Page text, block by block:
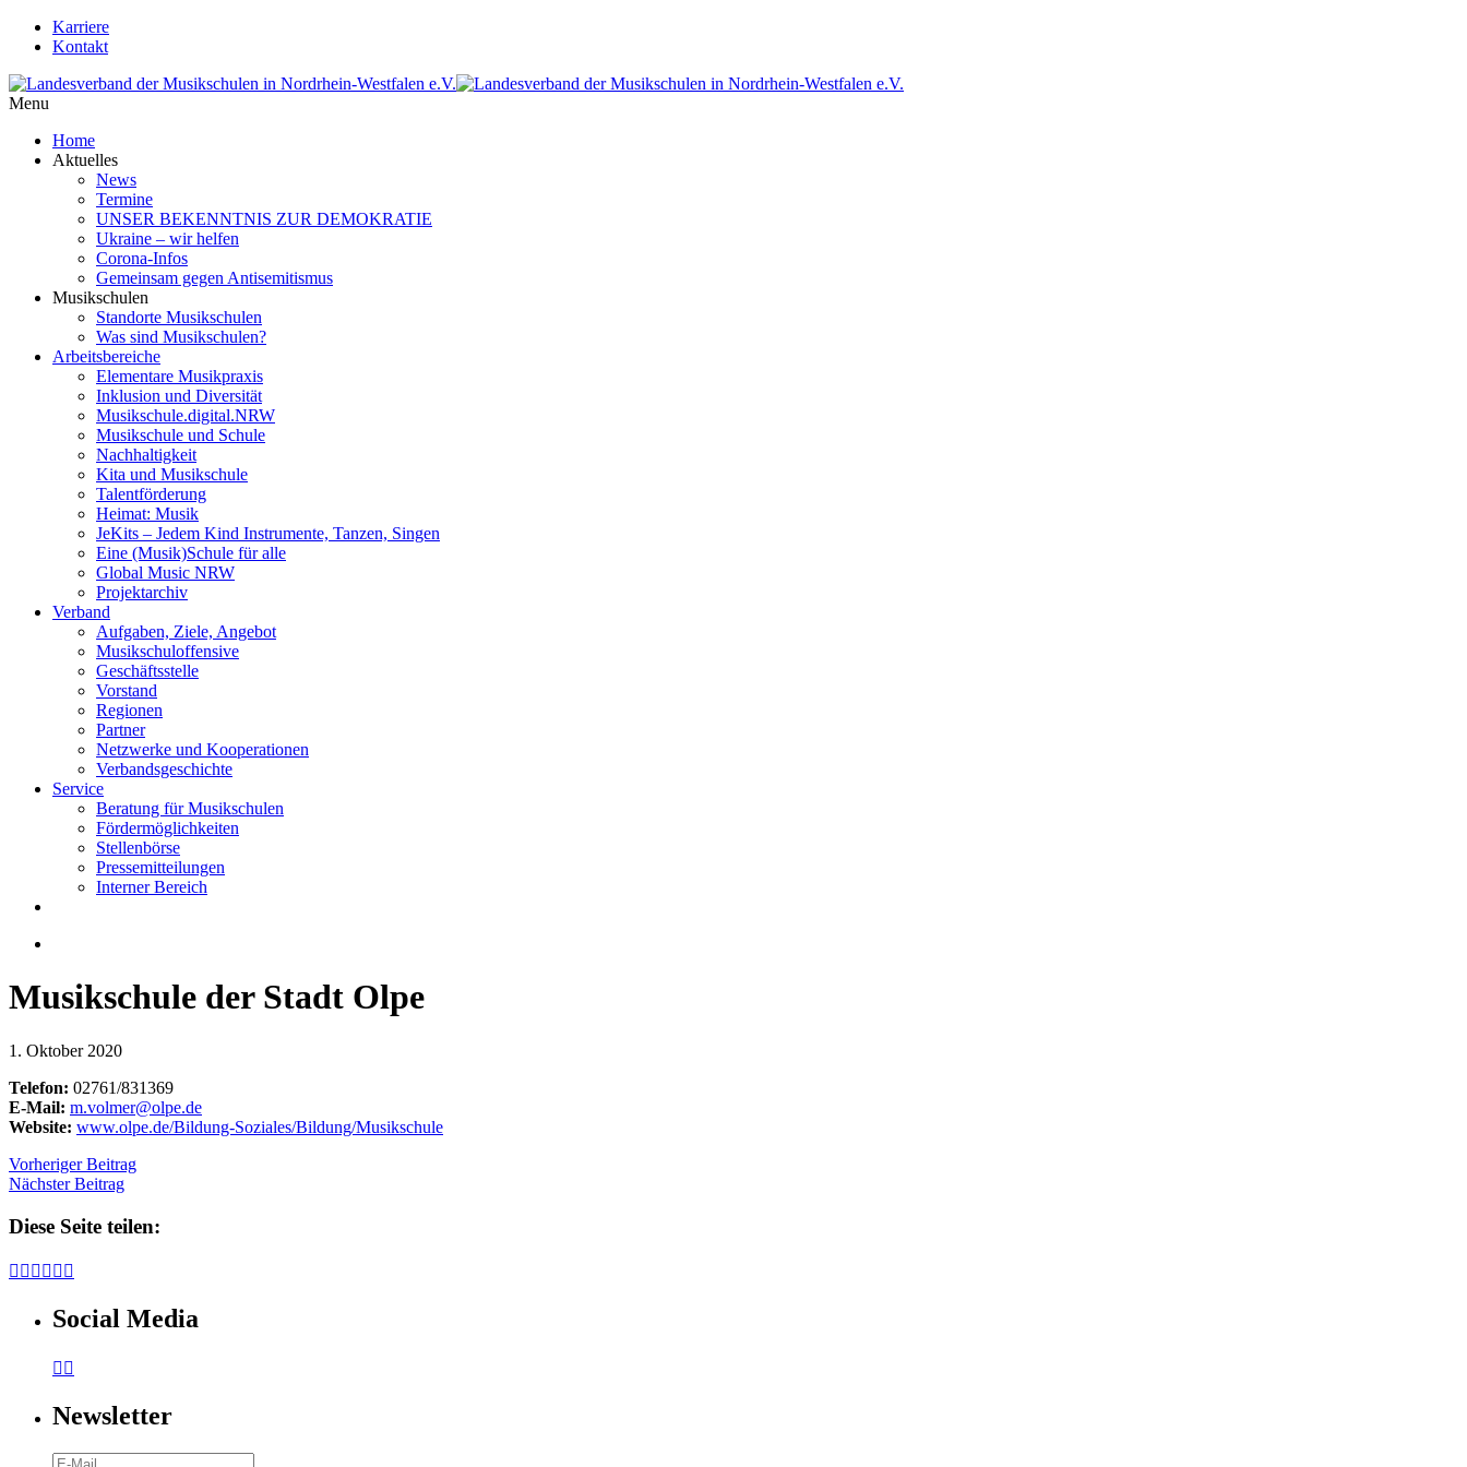
Karriere
Kontakt
Menu
Home
Aktuelles
News
Termine
UNSER BEKENNTNIS ZUR DEMOKRATIE
Ukraine – wir helfen
Corona-Infos
Gemeinsam gegen Antisemitismus
Musikschulen
Standorte Musikschulen
Was sind Musikschulen?
Arbeitsbereiche
Elementare Musikpraxis
Inklusion und Diversität
Musikschule.digital.NRW
Musikschule und Schule
Nachhaltigkeit
Kita und Musikschule
Talentförderung
Heimat: Musik
JeKits – Jedem Kind Instrumente, Tanzen, Singen
Eine (Musik)Schule für alle
Global Music NRW
Projektarchiv
Verband
Aufgaben, Ziele, Angebot
Musikschuloffensive
Geschäftsstelle
Vorstand
Regionen
Partner
Netzwerke und Kooperationen
Verbandsgeschichte
Service
Beratung für Musikschulen
Fördermöglichkeiten
Stellenbörse
Pressemitteilungen
Interner Bereich
Musikschule der Stadt Olpe
1. Oktober 2020
Telefon: 02761/831369
E-Mail: m.volmer@olpe.de
Website: www.olpe.de/Bildung-Soziales/Bildung/Musikschule
Vorheriger Beitrag
Nächster Beitrag
Diese Seite teilen:
     
Social Media
 
Newsletter